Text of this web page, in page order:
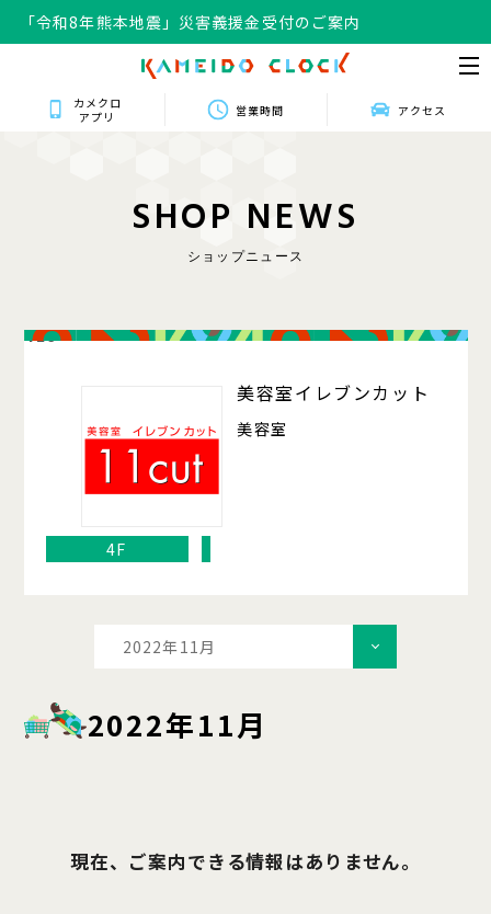
「令和8年熊本地震」災害義援金受付のご案内
カメクロ
アプリ
営業時間 アクセス
SHOP NEWS
ショップニュース
426
美容室イレブンカット
美容室
4F
2022年11月
2022年11月
現在、ご案内できる情報はありません。